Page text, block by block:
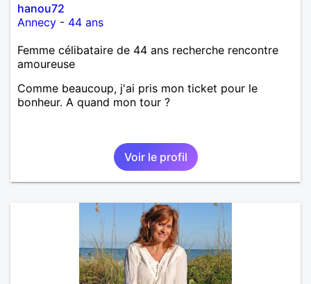
hanou72
Annecy - 44 ans
Femme célibataire de 44 ans recherche rencontre
amoureuse
Comme beaucoup, j'ai pris mon ticket pour le
bonheur. A quand mon tour ?
Voir le profil